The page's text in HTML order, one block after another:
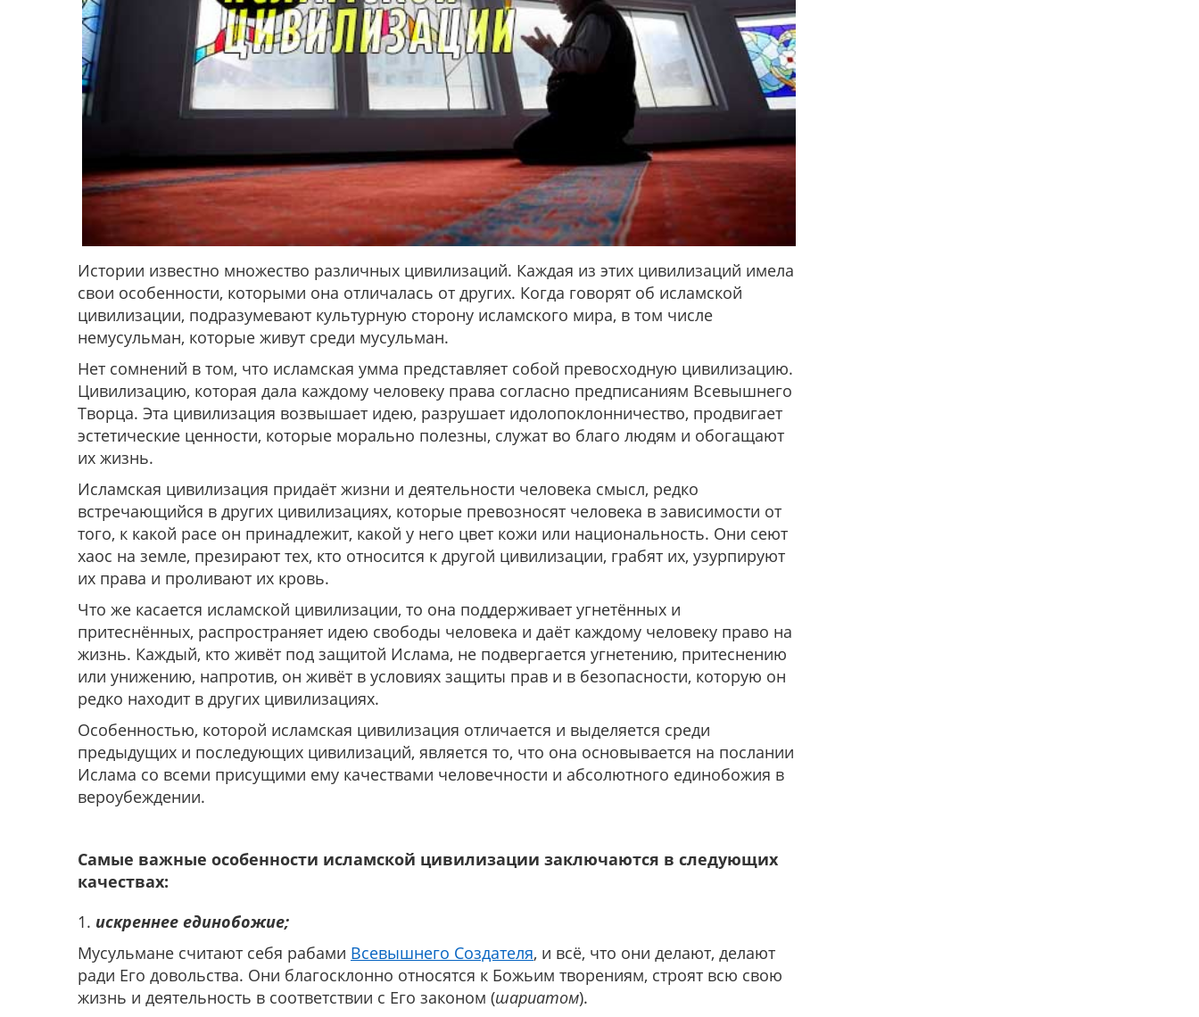
Истории известно множество различных цивилизаций. Каждая из этих цивилизаций имела
свои особенности, которыми она отличалась от других. Когда говорят об исламской
цивилизации, подразумевают культурную сторону исламского мира, в том числе
немусульман, которые живут среди мусульман.
Нет сомнений в том, что исламская умма представляет собой превосходную цивилизацию.
Цивилизацию, которая дала каждому человеку права согласно предписаниям Всевышнего
Творца. Эта цивилизация возвышает идею, разрушает идолопоклонничество, продвигает
эстетические ценности, которые морально полезны, служат во благо людям и обогащают
их жизнь.
Исламская цивилизация придаёт жизни и деятельности человека смысл, редко
встречающийся в других цивилизациях, которые превозносят человека в зависимости от
того, к какой расе он принадлежит, какой у него цвет кожи или национальность. Они сеют
хаос на земле, презирают тех, кто относится к другой цивилизации, грабят их, узурпируют
их права и проливают их кровь.
Что же касается исламской цивилизации, то она поддерживает угнетённых и
притеснённых, распространяет идею свободы человека и даёт каждому человеку право на
жизнь. Каждый, кто живёт под защитой Ислама, не подвергается угнетению, притеснению
или унижению, напротив, он живёт в условиях защиты прав и в безопасности, которую он
редко находит в других цивилизациях.
Особенностью, которой исламская цивилизация отличается и выделяется среди
предыдущих и последующих цивилизаций, является то, что она основывается на послании
Ислама со всеми присущими ему качествами человечности и абсолютного единобожия в
вероубеждении.
Самые важные особенности исламской цивилизации заключаются в следующих
качествах:
1. искреннее единобожие;
Мусульмане считают себя рабами Всевышнего Создателя, и всё, что они делают, делают
ради Его довольства. Они благосклонно относятся к Божьим творениям, строят всю свою
жизнь и деятельность в соответствии с Его законом (шариатом).